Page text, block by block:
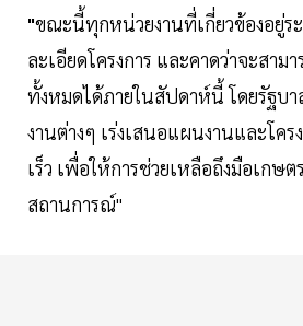
"ขณะนี้ทุกหน่วยงานที่เกี่ยวข้องอยู่ระ
ละเอียดโครงการ และคาดว่าจะสาม
ทั้งหมดได้ภายในสัปดาห์นี้ โดยรัฐบ
งานต่างๆ เร่งเสนอแผนงานและโคร
เร็ว เพื่อให้การช่วยเหลือถึงมือเกษ
สถานการณ์"